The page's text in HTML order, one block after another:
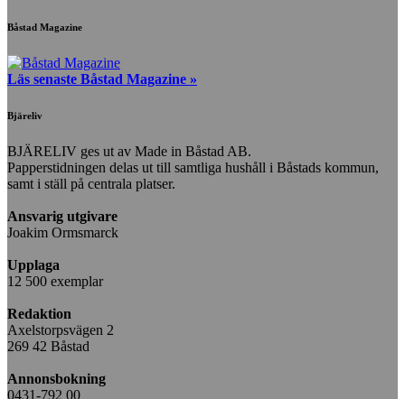
Båstad Magazine
Läs senaste Båstad Magazine »
Bjäreliv
BJÄRELIV ges ut av Made in Båstad AB.
Papperstidningen delas ut till samtliga hushåll i Båstads kommun,
samt i ställ på centrala platser.
Ansvarig utgivare
Joakim Ormsmarck
Upplaga
12 500 exemplar
Redaktion
Axelstorpsvägen 2
269 42 Båstad
Annonsbokning
0431-792 00